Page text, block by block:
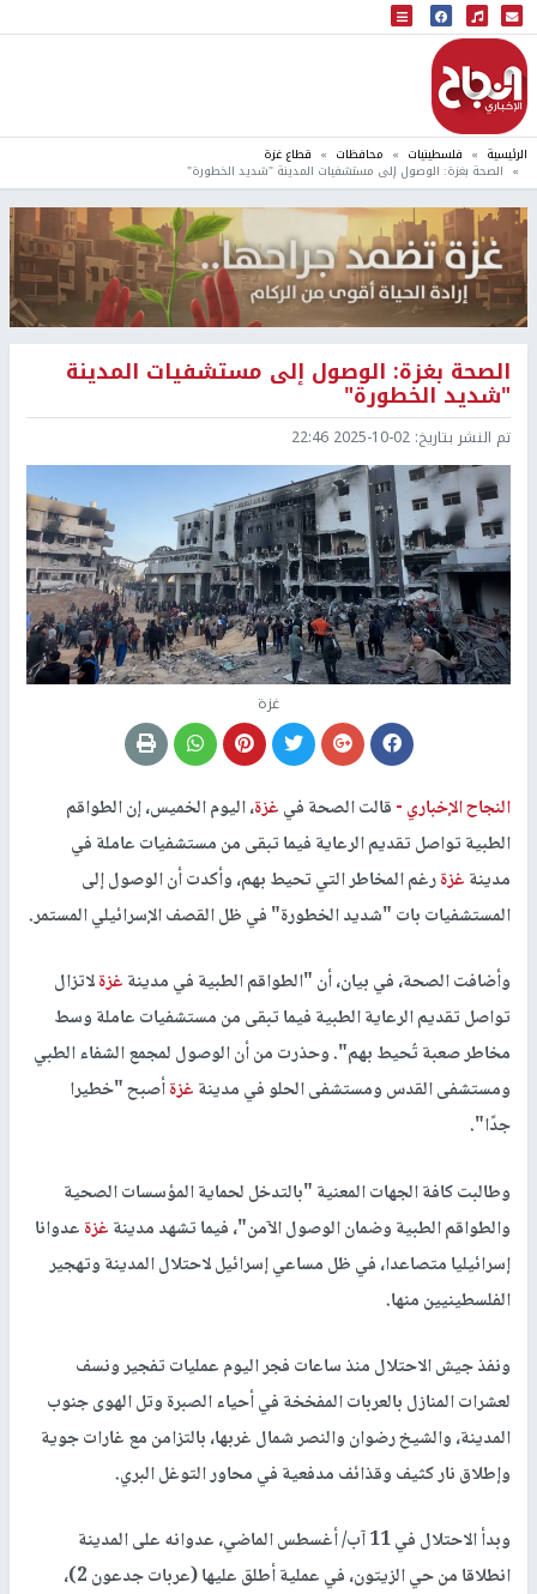
البث المباشر
إذاعة النجاح
الرئيسية فلسطينيات محافظات قطاع غزة
الصحة بغزة: الوصول إلى مستشفيات المدينة "شديد الخطورة"
الصحة بغزة: الوصول إلى مستشفيات المدينة
"شديد الخطورة"
تم النشر بتاريخ: 2025-10-02 22:46
غزة
النجاح الإخباري -قالت الصحة فيغزة، اليوم الخميس، إن الطواقم
الطبية تواصل تقديم الرعاية فيما تبقى من مستشفيات عاملة في
مدينةغزةرغم المخاطر التي تحيط بهم، وأكدت أن الوصول إلى
المستشفيات بات "شديد الخطورة" في ظل القصف الإسرائيلي المستمر.
وأضافت الصحة، في بيان، أن "الطواقم الطبية في مدينةغزةلاتزال
تواصل تقديم الرعاية الطبية فيما تبقى من مستشفيات عاملة وسط
مخاطر صعبة تُحيط بهم". وحذرت من أن الوصول لمجمع الشفاء الطبي
ومستشفى القدس ومستشفى الحلو في مدينةغزةأصبح "خطيرا
جدًا".
وطالبت كافة الجهات المعنية "بالتدخل لحماية المؤسسات الصحية
والطواقم الطبية وضمان الوصول الآمن"، فيما تشهد مدينةغزةعدوانا
إسرائيليا متصاعدا، في ظل مساعي إسرائيل لاحتلال المدينة وتهجير
الفلسطينيين منها.
ونفذ جيش الاحتلال منذ ساعات فجر اليوم عمليات تفجير ونسف
لعشرات المنازل بالعربات المفخخة في أحياء الصبرة وتل الهوى جنوب
المدينة، والشيخ رضوان والنصر شمال غربها، بالتزامن مع غارات جوية
وإطلاق نار كثيف وقذائف مدفعية في محاور التوغل البري.
وبدأ الاحتلال في 11 آب/ أغسطس الماضي، عدوانه على المدينة
انطلاقا من حي الزيتون، في عملية أطلق عليها (عربات جدعون 2)،